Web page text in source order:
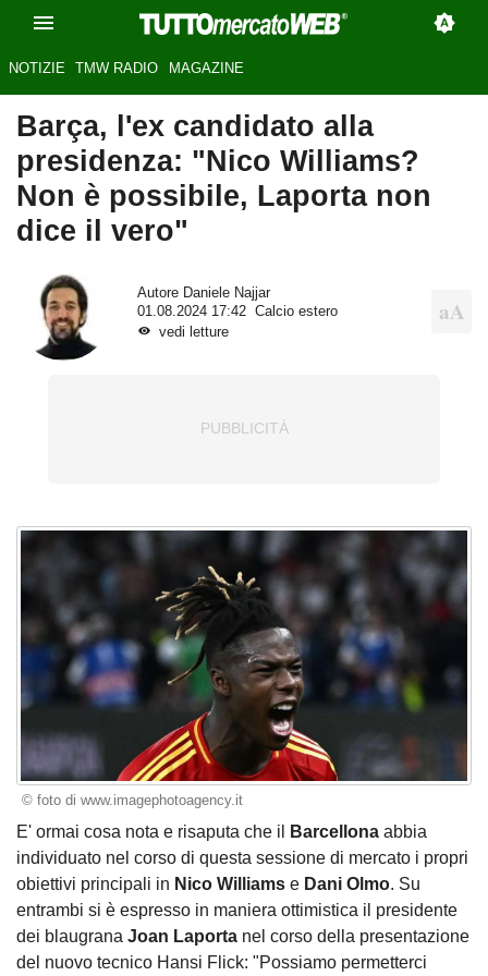
NOTIZIE TMW RADIO MAGAZINE
Barça, l'ex candidato alla
presidenza: "Nico Williams?
Non è possibile, Laporta non
dice il vero"
Autore Daniele Najjar
01.08.2024 17:42
Calcio estero
vedi letture
© foto di www.imagephotoagency.it
E' ormai cosa nota e risaputa che il Barcellona abbia
individuato nel corso di questa sessione di mercato i propri
obiettivi principali in Nico Williams e Dani Olmo. Su
entrambi si è espresso in maniera ottimistica il presidente
dei blaugrana Joan Laporta nel corso della presentazione
del nuovo tecnico Hansi Flick: "Possiamo permetterci